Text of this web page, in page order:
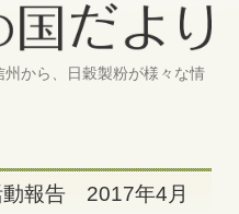
から、日穀製粉が様々な情
報告 2017年4月